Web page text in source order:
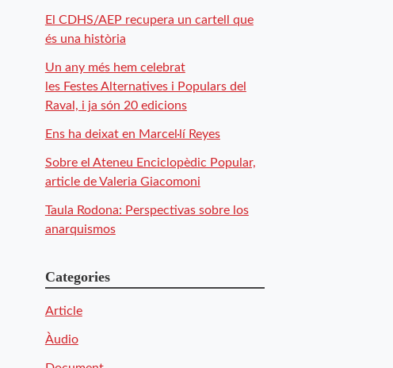
El CDHS/AEP recupera un cartell que
és una història
Un any més hem celebrat
les Festes Alternatives i Populars del
Raval, i ja són 20 edicions
Ens ha deixat en Marcel·lí Reyes
Sobre el Ateneu Enciclopèdic Popular,
article de Valeria Giacomoni
Taula Rodona: Perspectivas sobre los
anarquismos
Categories
Article
Àudio